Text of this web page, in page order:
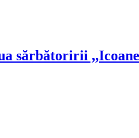
sărbătoririi